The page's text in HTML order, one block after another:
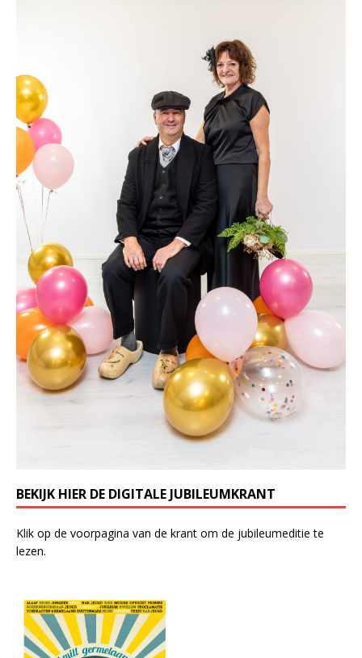
BEKIJK HIER DE DIGITALE JUBILEUMKRANT
Klik op de voorpagina van de krant om de jubileumeditie te
lezen.